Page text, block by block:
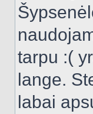
tarpu :(
lange.
labai